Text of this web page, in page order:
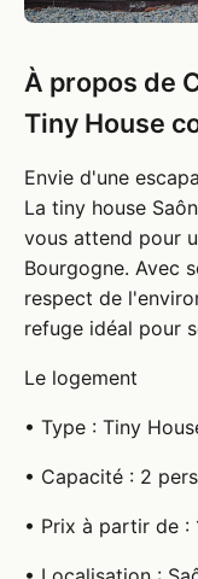
À propos de
Tiny House
Envie d'une
La tiny house
vous attend pour
Bourgogne. Avec
respect de
refuge idéal pour
Le logement
• Type : Tiny
• Capacité : 2
• Prix à partir de :